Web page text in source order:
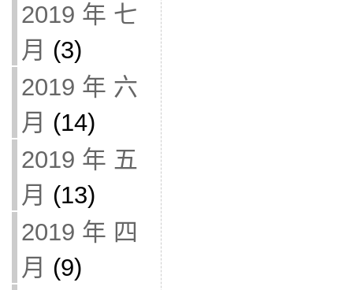
2019 年 七
月 (3)
2019 年 六
月 (14)
2019 年 五
月 (13)
2019 年 四
月 (9)